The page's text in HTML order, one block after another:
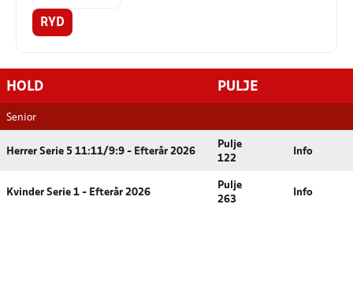
RYD
HOLD PULJE
Senior
Herrer Serie 5 11:11/9:9 - Efterår 2026
Pulje
122
Info
Kvinder Serie 1 - Efterår 2026
Pulje
263
Info